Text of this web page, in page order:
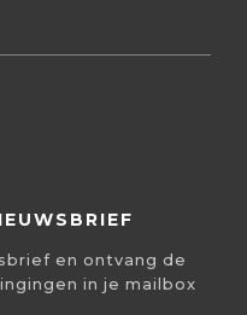
en ontvang de
in je mailbox